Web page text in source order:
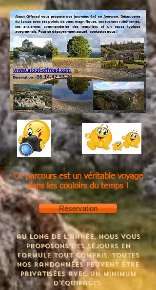
Ce parcours est un véritable voyage
dans les couloirs du temps !
Réservation
au long de l’année, nous vous
proposons des séjours en
formule tout compris. Toutes
nos randonnées peuvent être
privatisées avec un minimum
d'équipages.